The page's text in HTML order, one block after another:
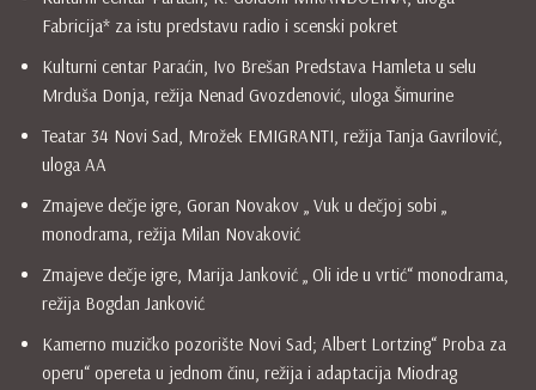
Fabricija* za istu predstavu radio i scenski pokret
Kulturni centar Paraćin, Ivo Brešan Predstava Hamleta u selu
Mrduša Donja, režija Nenad Gvozdenović, uloga Šimurine
Teatar 34 Novi Sad, Mrožek EMIGRANTI, režija Tanja Gavrilović,
uloga AA
Zmajeve dečje igre, Goran Novakov „ Vuk u dečjoj sobi „
monodrama, režija Milan Novaković
Zmajeve dečje igre, Marija Janković „ Oli ide u vrtić“ monodrama,
režija Bogdan Janković
Kamerno muzičko pozorište Novi Sad; Albert Lortzing“ Proba za
operu“ opereta u jednom činu, režija i adaptacija Miodrag